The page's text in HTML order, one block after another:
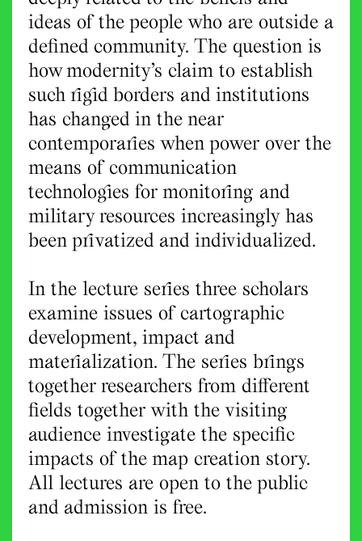
ideas of the people who are outside a
defined community. The question is
how modernity’s claim to establish
such rigid borders and institutions
has changed in the near
contemporaries when power over the
means of communication
technologies for monitoring and
military resources increasingly has
been privatized and individualized.
In the lecture series three scholars
examine issues of cartographic
development, impact and
materialization. The series brings
together researchers from different
fields together with the visiting
audience investigate the specific
impacts of the map creation story.
All lectures are open to the public
and admission is free.